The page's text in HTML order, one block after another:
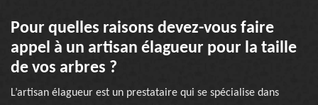
Pour quelles raisons devez-vous faire
appel à un artisan élagueur pour la taille
de vos arbres ?
L’artisan élagueur est un prestataire qui se spécialise dans